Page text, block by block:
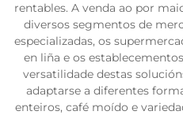
rentables. A venda ao por
diversos segmentos de
especializadas, os
en liña e os
versatilidade destas
adaptarse a diferentes
enteiros, café moído e